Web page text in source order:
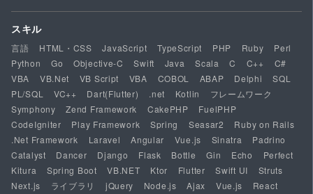
スキル
言語 HTML・CSS JavaScript TypeScript PHP Ruby
Perl
Python
Go Objective-C Swift Java Scala C C++
C#
VBA
VB.Net VB Script VBA COBOL ABAP Delphi
SQL
PL/SQL
VC++ Dart(Flutter) .net Kotlin
フレームワーク
Symphony
Zend Framework CakePHP
FuelPHP
CodeIgniter
Play Framework Spring Seasar2
Ruby on Rails
.Net Framework
Laravel Angular Vue.js Sinatra
Padrino
Catalyst
Dancer Django Flask Bottle Gin Echo
Perfect
Kitura
Spring Boot VB.NET Ktor Flutter Swift UI
Struts
Next.js
ライブラリ jQuery Node.js Ajax Vue.js
React